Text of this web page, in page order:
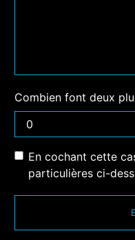
Combien font deux
En cochant cette
particulières ci-